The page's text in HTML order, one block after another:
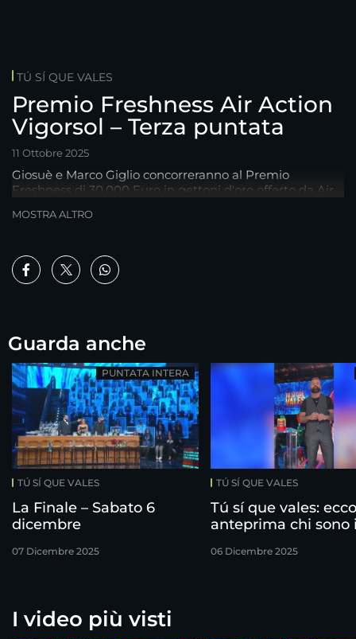
TÚ SÍ QUE VALES
Premio Freshness Air Action
Vigorsol – Terza puntata
11 Ottobre 2025
Giosuè e Marco Giglio concorreranno al Premio
Freshness di 30.000 Euro in gettoni d'oro offerto da Air
MOSTRA ALTRO
Guarda anche
TÚ SÍ QUE VALES
La Finale – Sabato 6
dicembre
07 Dicembre 2025
PUNTATA INTERA
TÚ SÍ QUE VALES
Tú sí que vales:
anteprima chi sono
06 Dicembre 2025
I video più visti